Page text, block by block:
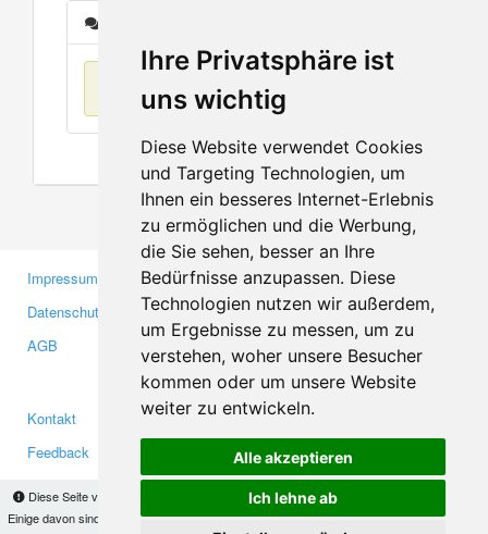
Ihre Privatsphäre ist
uns wichtig
Diese Website verwendet Cookies
und Targeting Technologien, um
Ihnen ein besseres Internet-Erlebnis
zu ermöglichen und die Werbung,
die Sie sehen, besser an Ihre
Bedürfnisse anzupassen. Diese
Technologien nutzen wir außerdem,
um Ergebnisse zu messen, um zu
verstehen, woher unsere Besucher
kommen oder um unsere Website
weiter zu entwickeln.
Alle akzeptieren
Ich lehne ab
Diese Seite verwendet Cookies, um Informationen auf Ihrem Computer zu speichern.
Einige davon sind notwendig, damit unsere Seite funktioniert, andere helfen uns dabei, das
Keine Einträge
Impressum
Datenschutzerklärung
AGB
Gewerbetreibende
Investoren
Medien
Kontakt
Feedback
Facebook
Twitter
YouTube
Google+